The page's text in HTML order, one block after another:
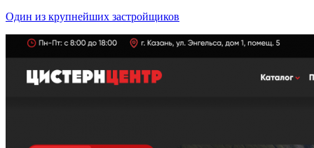
Один из крупнейших застройщиков